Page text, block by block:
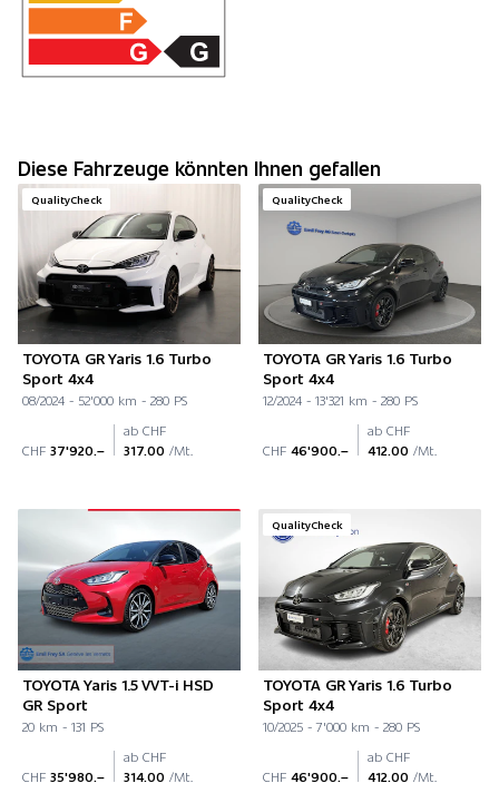
Diese Fahrzeuge könnten Ihnen gefallen
QualityCheck
TOYOTA GR Yaris 1.6 Turbo
Sport 4x4
08/2024 - 52'000 km - 280 PS
CHF 37'920.–
ab CHF
317.00 /Mt.
QualityCheck
TOYOTA GR Yaris 1.6 Turbo
Sport 4x4
12/2024 - 13'321 km - 280 PS
CHF 46'900.–
ab CHF
412.00 /Mt.
TOYOTA Yaris 1.5 VVT-i HSD
GR Sport
20 km - 131 PS
CHF 35'980.–
ab CHF
314.00 /Mt.
QualityCheck
TOYOTA GR Yaris 1.6 Turbo
Sport 4x4
10/2025 - 7'000 km - 280 PS
CHF 46'900.–
ab CHF
412.00 /Mt.